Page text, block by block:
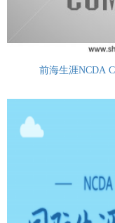
前海生涯NCDA